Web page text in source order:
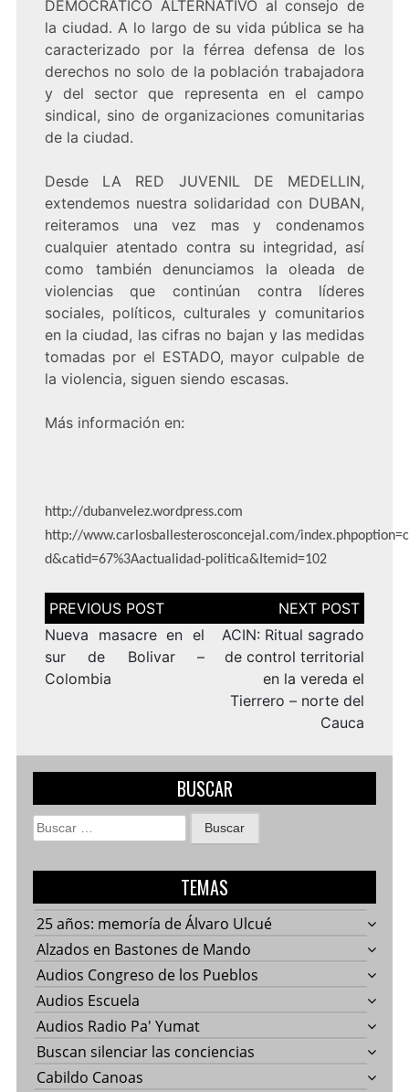
DEMOCRATICO ALTERNATIVO al consejo de
la ciudad. A lo largo de su vida pública se ha
caracterizado por la férrea defensa de los
derechos no solo de la población trabajadora
y del sector que representa en el campo
sindical, sino de organizaciones comunitarias
de la ciudad.
Desde LA RED JUVENIL DE MEDELLIN,
extendemos nuestra solidaridad con DUBAN,
reiteramos una vez mas y condenamos
cualquier atentado contra su integridad, así
como también denunciamos la oleada de
violencias que continúan contra líderes
sociales, políticos, culturales y comunitarios
en la ciudad, las cifras no bajan y las medidas
tomadas por el ESTADO, mayor culpable de
la violencia, siguen siendo escasas.
Más información en:
http://dubanvelez.wordpress.com
http://www.carlosballesterosconcejal.com/
d&catid=67%3Aactualidad-politica&Itemid=102
Navegación
de
entradas
Nueva masacre en el
sur de Bolivar –
Colombia
ACIN: Ritual sagrado
de control territorial
en la vereda el
Tierrero – norte del
Cauca
BUSCAR
Buscar:
TEMAS
25 años: memoría de Álvaro Ulcué
Alzados en Bastones de Mando
Audios Congreso de los Pueblos
Audios Escuela
Audios Radio Pa' Yumat
Buscan silenciar las conciencias
Cabildo Canoas